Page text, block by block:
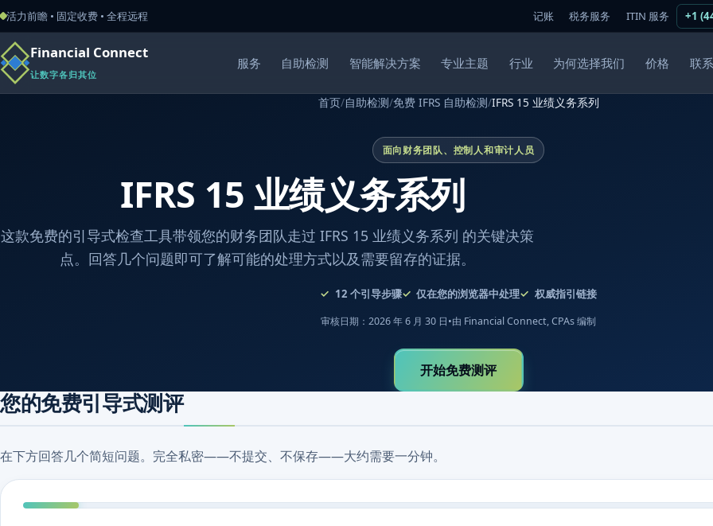
活力前瞻 • 固定收费 • 全程远程 记账 税务服务 ITIN 服务 +1
Financial Connect
让数字各归其位
服务 自助检测 智能解决方案 专业主题 行业 为何选择我们 价格 联
首页/自助检测/免费 IFRS 自助检测/IFRS 15 业绩义务系列
面向财务团队、控制人和审计人员
IFRS 15 业绩义务系列
这款免费的引导式检查工具带领您的财务团队走过 IFRS 15 业绩义务系列 的关键决策
点。回答几个问题即可了解可能的处理方式以及需要留存的证据。
12 个引导步骤 仅在您的浏览器中处理 权威指引链接
审核日期：2026 年 6 月 30 日•由 Financial Connect, CPAs 编制
开始免费测评
您的免费引导式测评
在下方回答几个简短问题。完全私密——不提交、不保存——大约需要一分钟。